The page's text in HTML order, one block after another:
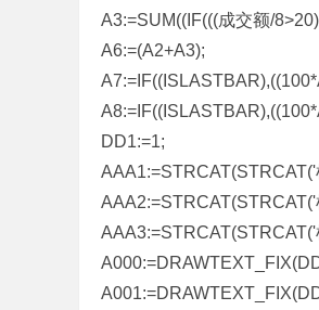
A3:=SUM((IF(((成交额/
A6:=(A2+A3);
DD1:=1;